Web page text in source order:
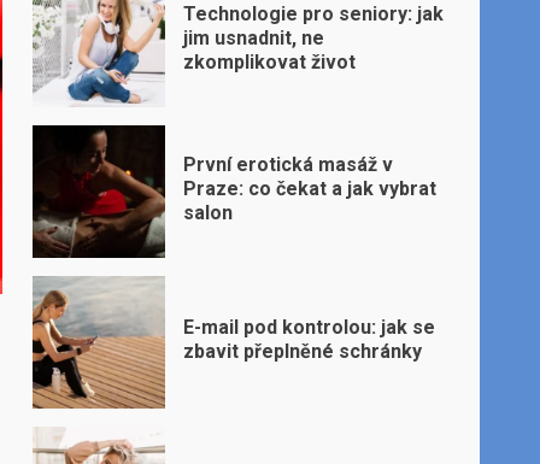
Technologie pro seniory: jak
jim usnadnit, ne
zkomplikovat život
První erotická masáž v
Praze: co čekat a jak vybrat
salon
E-mail pod kontrolou: jak se
zbavit přeplněné schránky